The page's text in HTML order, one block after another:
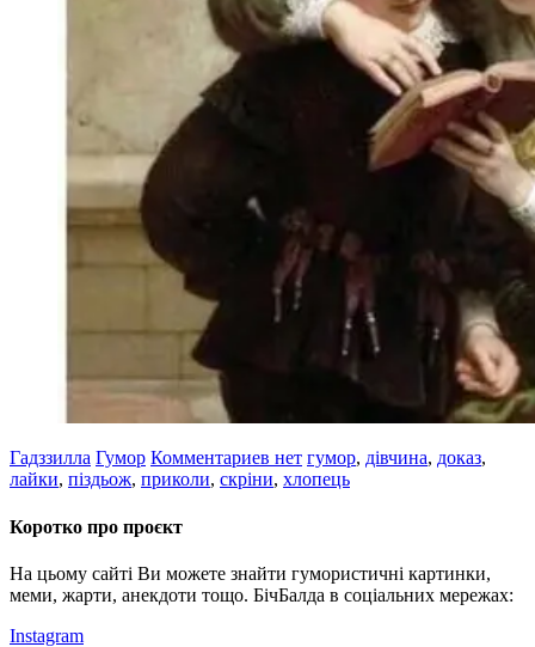
Гадззилла Гумор Комментариев нет гумор, дівчина, доказ,
лайки, піздьож, приколи, скріни, хлопець
Коротко про проєкт
На цьому сайті Ви можете знайти гумористичні картинки,
меми, жарти, анекдоти тощо. БічБалда в соціальних мережах:
Instagram